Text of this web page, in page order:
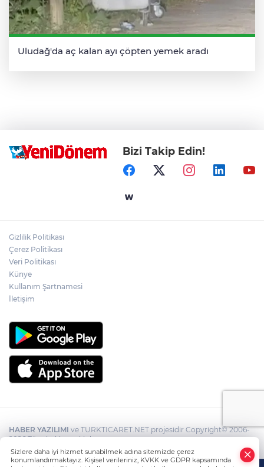
Uludağ'da aç kalan ayı çöpten yemek aradı
Bizi Takip Edin!
Gizlilik Politikası
Çerez Politikası
Veri Politikası
Künye
Kullanım Şartnamesi
İletişim
HABER YAZILIMI ve TURKTICARET.NET projesidir Copyright© 2006-
2026 Tüm hakları saklıdır.
Sizlere daha iyi hizmet sunabilmek adına sitemizde çerez
konumlandırmaktayız. Kişisel verileriniz, KVKK ve GDPR kapsamında